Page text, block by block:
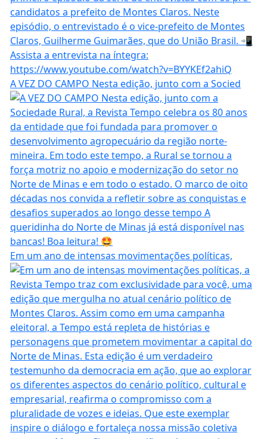
A VEZ DO CAMPO Nesta edição, junto com a Socied
Em um ano de intensas movimentações políticas,